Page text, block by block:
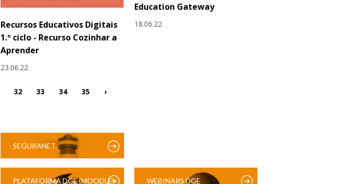
Recursos Educativos Digitais
1.º ciclo - Recurso Cozinhar a
Aprender
23.06.22
Education Gateway
18.06.22
32 33 34 35 ›
SEGURANET
PLATAFORMA DGE (MOODLE) WEBINARS DGE